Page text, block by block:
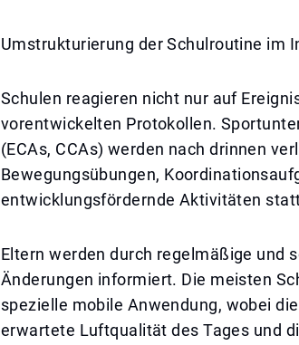
Umstrukturierung der Schulroutine im
Schulen reagieren nicht nur auf
vorentwickelten Protokollen.
(ECAs, CCAs) werden nach drinnen
Bewegungsübungen,
entwicklungsfördernde Aktivitäten
Eltern werden durch regelmäßige und
Änderungen informiert. Die meisten
spezielle mobile Anwendung, wobei
erwartete Luftqualität des Tages und